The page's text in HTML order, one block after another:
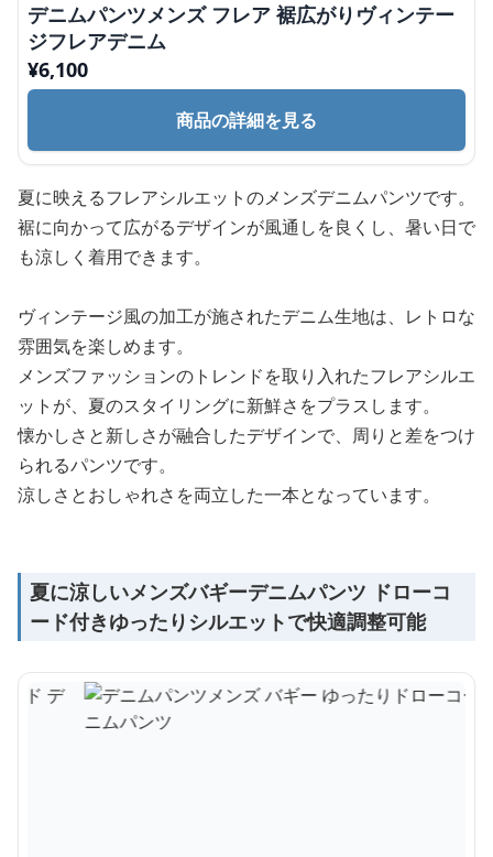
デニムパンツメンズ フレア 裾広がりヴィンテー
ジフレアデニム
¥6,100
商品の詳細を見る
夏に映えるフレアシルエットのメンズデニムパンツです。
裾に向かって広がるデザインが風通しを良くし、暑い日で
も涼しく着用できます。
ヴィンテージ風の加工が施されたデニム生地は、レトロな
雰囲気を楽しめます。
メンズファッションのトレンドを取り入れたフレアシルエ
ットが、夏のスタイリングに新鮮さをプラスします。
懐かしさと新しさが融合したデザインで、周りと差をつけ
られるパンツです。
涼しさとおしゃれさを両立した一本となっています。
夏に涼しいメンズバギーデニムパンツ ドローコ
ード付きゆったりシルエットで快適調整可能